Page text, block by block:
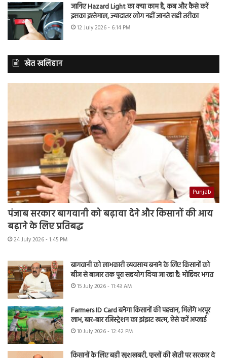
जानिए Hazard Light का क्या काम है, कब और कैसे करें
इसका इस्तेमाल, ज्यादातर लोग नहीं जानते सही तरीका
12 July 2026 - 6:14 PM
खेत खलिहान
Punjab
पंजाब सरकार बागवानी को बढ़ावा देने और किसानों की आय
बढ़ाने के लिए प्रतिबद्ध
24 July 2026 - 1:45 PM
बागवानी को लाभकारी व्यवसाय बनाने के लिए किसानों को
बीज से बाजार तक पूरा सहयोग दिया जा रहा है: मोहिंदर भगत
15 July 2026 - 11:43 AM
Farmers ID Card बनेगा किसानों की पहचान, मिलेंगे भरपूर
लाभ, बार-बार रजिस्ट्रेशन का झंझट खत्म, ऐसे करें अप्लाई
10 July 2026 - 12:42 PM
किसानों के लिए बड़ी खुशखबरी, फूलों की खेती पर सरकार दे